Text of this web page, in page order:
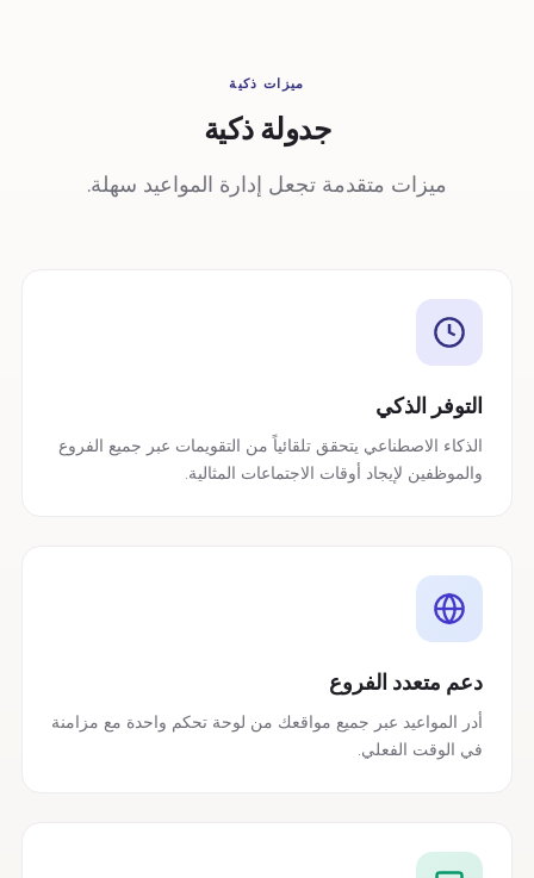
ميزات ذكية
جدولة ذكية
ميزات متقدمة تجعل إدارة المواعيد سهلة.
التوفر الذكي
الذكاء الاصطناعي يتحقق تلقائياً من التقويمات عبر جميع الفروع
والموظفين لإيجاد أوقات الاجتماعات المثالية.
دعم متعدد الفروع
أدر المواعيد عبر جميع مواقعك من لوحة تحكم واحدة مع مزامنة
في الوقت الفعلي.